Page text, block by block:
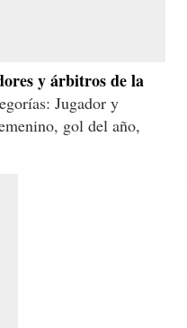
y árbitros de la
Jugador y
gol del año,